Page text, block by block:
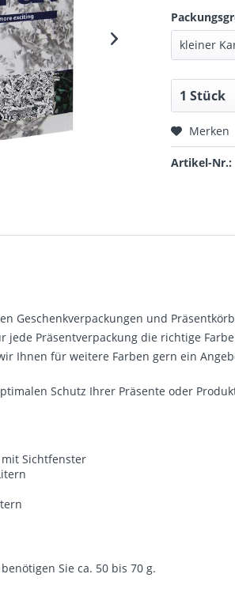
Merken
Artikel-Nr.:
Geschenkverpackungen und
jede Präsentverpackung die richtige
Ihnen für weitere Farben gern ein
Schutz Ihrer Präsente oder
Sichtfenster
Sie ca. 50 bis 70 g.